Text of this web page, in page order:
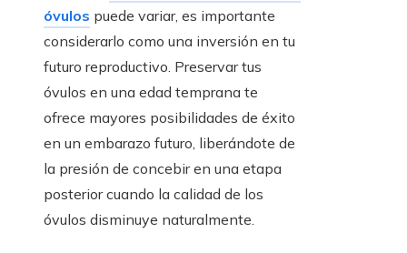
óvulos puede variar, es importante
considerarlo como una inversión en tu
futuro reproductivo. Preservar tus
óvulos en una edad temprana te
ofrece mayores posibilidades de éxito
en un embarazo futuro, liberándote de
la presión de concebir en una etapa
posterior cuando la calidad de los
óvulos disminuye naturalmente.